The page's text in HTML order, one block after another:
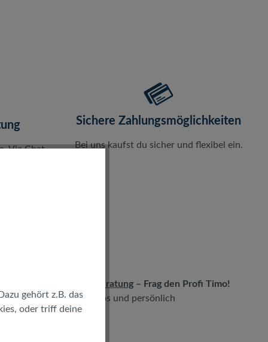
Via Chat,
Sichere Zahlungsmöglichkeiten
Bei uns kaufst du sicher und flexibel ein.
LIVE-Beratung – Frag den Profi Timo!
kostenlos und persönlich
gehört z.B. das
oder triff deine